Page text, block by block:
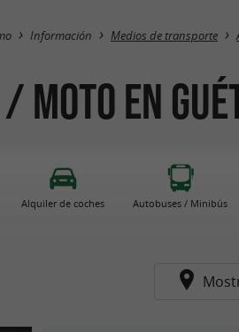
Información Medios de transporte
en
Alquiler de coches Autobuses / Minibús